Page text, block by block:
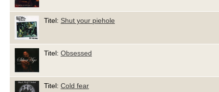
Titel: Shut your piehole
Titel: Obsessed
Titel: Cold fear